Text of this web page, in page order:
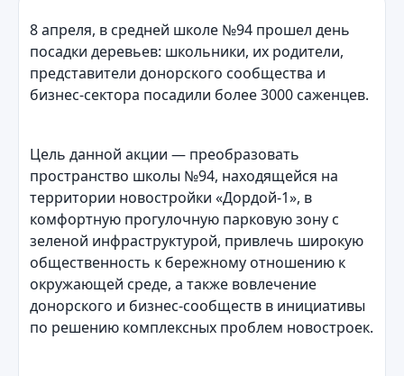
8 апреля, в средней школе №94 прошел день
посадки деревьев: школьники, их родители,
представители донорского сообщества и
бизнес-сектора посадили более 3000 саженцев.
Цель данной акции — преобразовать
пространство школы №94, находящейся на
территории новостройки «Дордой-1», в
комфортную прогулочную парковую зону с
зеленой инфраструктурой, привлечь широкую
общественность к бережному отношению к
окружающей среде, а также вовлечение
донорского и бизнес-сообществ в инициативы
по решению комплексных проблем новостроек.